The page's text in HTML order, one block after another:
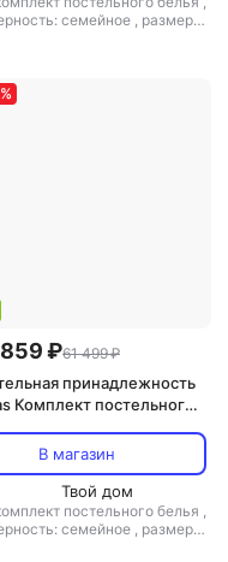
семейное , размер
%
₽61 499 ₽
принадлежность
Комплект постельного
50х70-2, 5пр
В магазин
Твой дом
постельного белья ,
семейное , размер